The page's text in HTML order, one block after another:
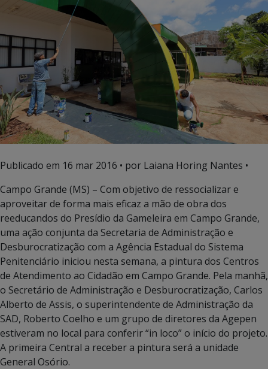
Publicado em 16 mar 2016 • por Laiana Horing Nantes •
Campo Grande (MS) – Com objetivo de ressocializar e
aproveitar de forma mais eficaz a mão de obra dos
reeducandos do Presídio da Gameleira em Campo Grande,
uma ação conjunta da Secretaria de Administração e
Desburocratização com a Agência Estadual do Sistema
Penitenciário iniciou nesta semana, a pintura dos Centros
de Atendimento ao Cidadão em Campo Grande. Pela manhã,
o Secretário de Administração e Desburocratização, Carlos
Alberto de Assis, o superintendente de Administração da
SAD, Roberto Coelho e um grupo de diretores da Agepen
estiveram no local para conferir “in loco” o início do projeto.
A primeira Central a receber a pintura será a unidade
General Osório.